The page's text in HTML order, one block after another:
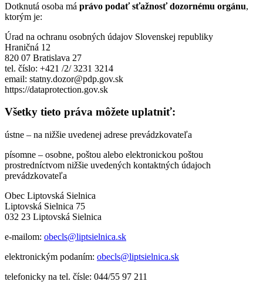
Dotknutá osoba má právo podať sťažnosť dozornému orgánu,
ktorým je:
Úrad na ochranu osobných údajov Slovenskej republiky
Hraničná 12
820 07 Bratislava 27
tel. číslo: +421 /2/ 3231 3214
email: statny.dozor@pdp.gov.sk
https://dataprotection.gov.sk
Všetky tieto práva môžete uplatniť:
ústne – na nižšie uvedenej adrese prevádzkovateľa
písomne – osobne, poštou alebo elektronickou poštou
prostredníctvom nižšie uvedených kontaktných údajoch
prevádzkovateľa
Obec Liptovská Sielnica
Liptovská Sielnica 75
032 23 Liptovská Sielnica
e-mailom: obecls@liptsielnica.sk
elektronickým podaním: obecls@liptsielnica.sk
telefonicky na tel. čísle: 044/55 97 211